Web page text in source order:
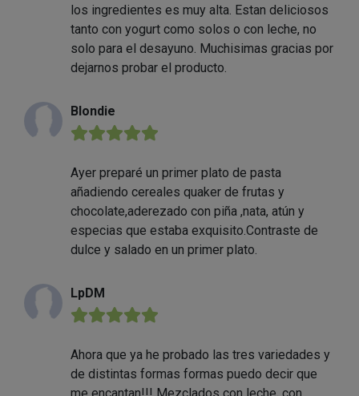
los ingredientes es muy alta. Estan deliciosos
tanto con yogurt como solos o con leche, no
solo para el desayuno. Muchisimas gracias por
dejarnos probar el producto.
Blondie
★★★★★
Ayer preparé un primer plato de pasta
añadiendo cereales quaker de frutas y
chocolate,aderezado con piña ,nata, atún y
especias que estaba exquisito.Contraste de
dulce y salado en un primer plato.
LpDM
★★★★★
Ahora que ya he probado las tres variedades y
de distintas formas formas puedo decir que